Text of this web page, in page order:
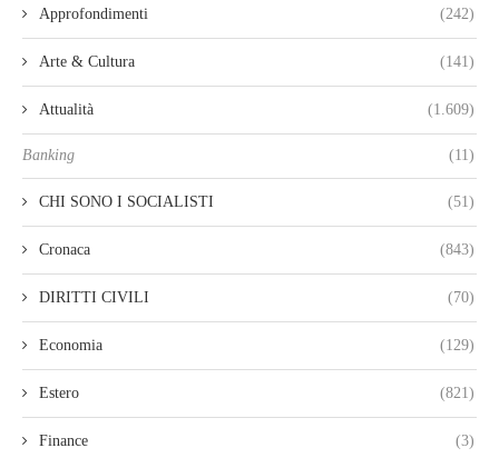
Approfondimenti (242)
Arte & Cultura (141)
Attualità (1.609)
Banking (11)
CHI SONO I SOCIALISTI (51)
Cronaca (843)
DIRITTI CIVILI (70)
Economia (129)
Estero (821)
Finance (3)